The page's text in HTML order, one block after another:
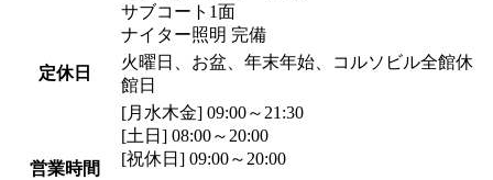
サブコート1面
ナイター照明 完備
定休日
火曜日、お盆、年末年始、コルソビル全館休
館日
営業時間
[月水木金] 09:00～21:30
[土日] 08:00～20:00
[祝休日] 09:00～20:00